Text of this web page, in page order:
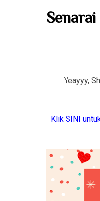
Yeayyy,
Klik SINI